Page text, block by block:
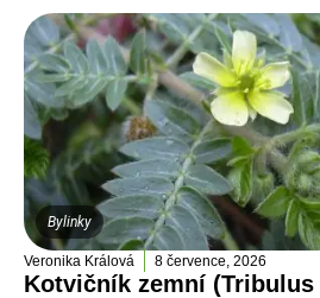
Bylinky
Veronika Králová 8 července, 2026
Kotvičník zemní